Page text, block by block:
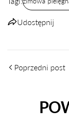
Udostępnij
Poprzedni post